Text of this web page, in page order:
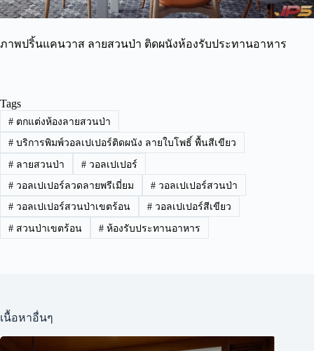
ภาพปริ้นแคนวาส ลายสวนป่า ติดผนังห้องรับประทานอาหาร
Tags
#ตกแต่งห้องลายสวนป่า
#บริการพิมพ์วอลเปเปอร์ติดผนัง ลายใบโพธิ์ พื้นสีเขียว
#ลายสวนป่า #วอลเปเปอร์
#วอลเปเปอร์ลวดลายพรีเมี่ยม #วอลเปเปอร์สวนป่า
#วอลเปเปอร์สวนป่าเขตร้อน #วอลเปเปอร์สีเขียว
#สวนป่าเขตร้อน #ห้องรับประทานอาหาร
เนื้อหาอื่นๆ